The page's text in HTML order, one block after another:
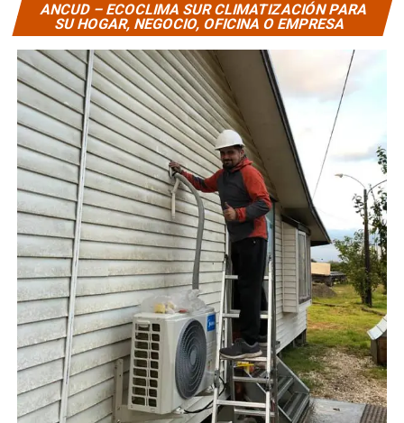
ANCUD – ECOCLIMA SUR CLIMATIZACIÓN PARA
SU HOGAR, NEGOCIO, OFICINA O EMPRESA